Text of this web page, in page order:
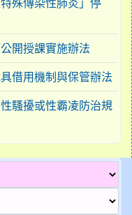
殊傳染性肺炎」停
開授課實施辦法
借用機制與保管辦法
騷擾或性霸凌防治規